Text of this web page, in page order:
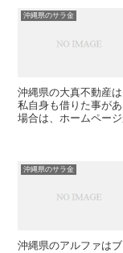
沖縄県のサラ金
沖縄県の大真不動産
私自身も借りた事が
場合は、ホームペー
沖縄県のサラ金
沖縄県のアルファは